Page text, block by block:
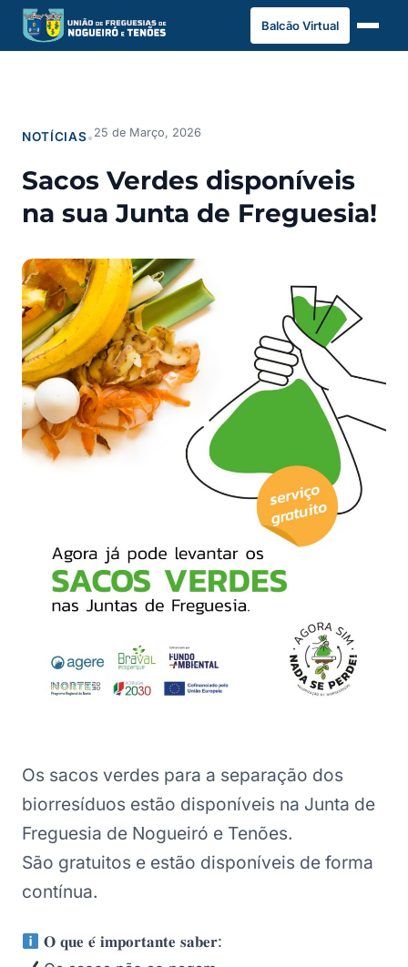
Saltar
para
o
Balcão Virtual
NOTÍCIAS• 25 de Março, 2026
Sacos Verdes disponíveis
na sua Junta de Freguesia!
Os sacos verdes para a separação dos
biorresíduos estão disponíveis na Junta de
Freguesia de Nogueiró e Tenões.
São gratuitos e estão disponíveis de forma
contínua.
𝐎 𝐪𝐮𝐞 𝐞́ 𝐢𝐦𝐩𝐨𝐫𝐭𝐚𝐧𝐭𝐞 𝐬𝐚𝐛𝐞𝐫: